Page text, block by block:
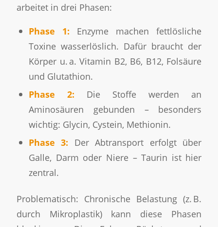
arbeitet in drei Phasen:
Phase 1: Enzyme machen fettlösliche
Toxine wasserlöslich. Dafür braucht der
Körper u. a. Vitamin B2, B6, B12, Folsäure
und Glutathion.
Phase 2: Die Stoffe werden an
Aminosäuren gebunden – besonders
wichtig: Glycin, Cystein, Methionin.
Phase 3: Der Abtransport erfolgt über
Galle, Darm oder Niere – Taurin ist hier
zentral.
Problematisch: Chronische Belastung (z. B.
durch Mikroplastik) kann diese Phasen